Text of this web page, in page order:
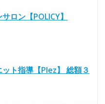
ロン【POLICY】
ト指導【Plez】 総額３